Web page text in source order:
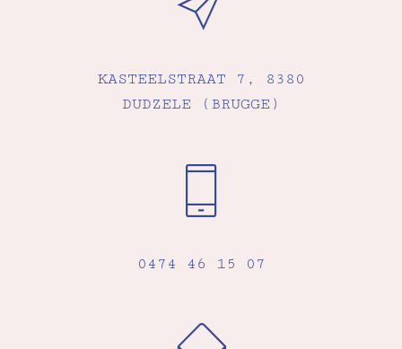
KASTEELSTRAAT 7, 8380
DUDZELE (BRUGGE)
0474 46 15 07